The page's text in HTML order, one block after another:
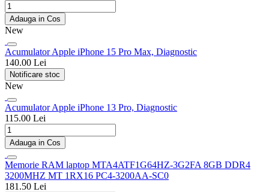
Adauga in Cos
New
Acumulator Apple iPhone 15 Pro Max, Diagnostic
140.00 Lei
Notificare stoc
New
Acumulator Apple iPhone 13 Pro, Diagnostic
115.00 Lei
Adauga in Cos
Memorie RAM laptop MTA4ATF1G64HZ-3G2FA 8GB DDR4
3200MHZ MT 1RX16 PC4-3200AA-SC0
181.50 Lei